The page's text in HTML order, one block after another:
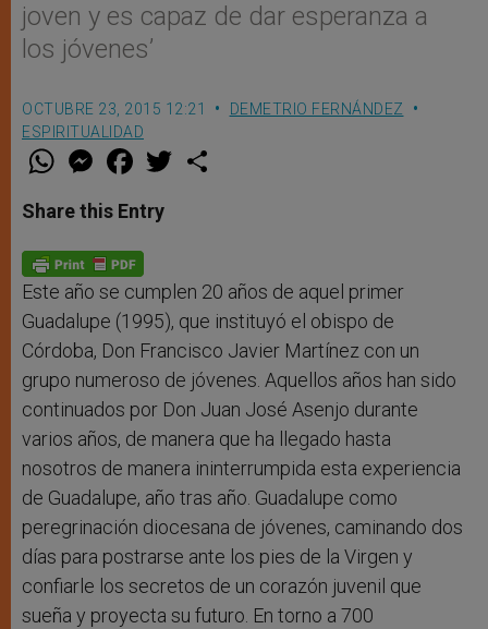
joven y es capaz de dar esperanza a
los jóvenes’
OCTUBRE 23, 2015 12:21
DEMETRIO FERNÁNDEZ
ESPIRITUALIDAD
W
t
s
p
p
M
e
s
e
g
e
r
F
a
e
b
o
k
w
Share this Entry
Este año se cumplen 20 años de aquel primer
Guadalupe (1995), que instituyó el obispo de
Córdoba, Don Francisco Javier Martínez con un
grupo numeroso de jóvenes. Aquellos años han sido
continuados por Don Juan José Asenjo durante
varios años, de manera que ha llegado hasta
nosotros de manera ininterrumpida esta experiencia
de Guadalupe, año tras año. Guadalupe como
peregrinación diocesana de jóvenes, caminando dos
días para postrarse ante los pies de la Virgen y
confiarle los secretos de un corazón juvenil que
sueña y proyecta su futuro. En torno a 700